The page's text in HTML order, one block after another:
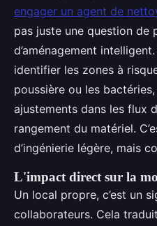
engager un agent de
pas juste une question de
d’aménagement
identifier les zones à
poussière ou les
ajustements dans les flux
rangement du matériel.
d’ingénierie légère, mais
L'impact direct sur la
Un local propre, c’est un
collaborateurs. Cela